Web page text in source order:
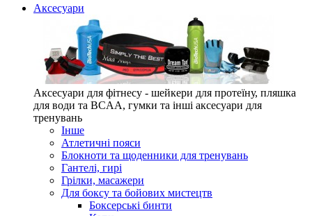
Аксесуари
Аксесуари для фітнесу - шейкери для протеїну, пляшка
для води та BCAA, гумки та інші аксесуари для
тренувань
Інше
Атлетичні пояси
Блокноти та щоденники для тренувань
Гантелі, гирі
Грілки, масажери
Для боксу та бойових мистецтв
Боксерські бинти